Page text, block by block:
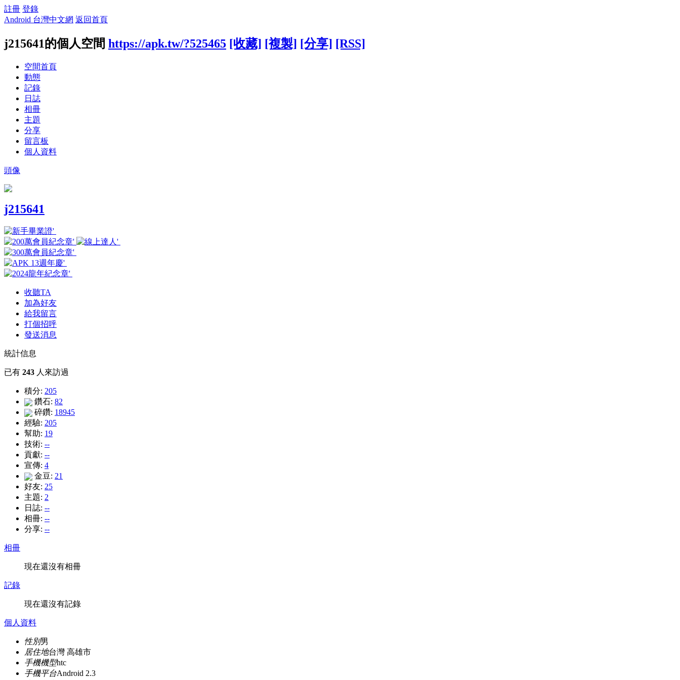
註冊 登錄
Android 台灣中文網 返回首頁
j215641的個人空間 https://apk.tw/?525465 [收藏] [複製] [分享] [RSS]
空間首頁
動態
記錄
日誌
相冊
主題
分享
留言板
個人資料
頭像
j215641
收聽TA
加為好友
給我留言
打個招呼
發送消息
統計信息
已有 243 人來訪過
積分: 205
鑽石: 82
碎鑽: 18945
經驗: 205
幫助: 19
技術: --
貢獻: --
宣傳: 4
金豆: 21
好友: 25
主題: 2
日誌: --
相冊: --
分享: --
相冊
現在還沒有相冊
記錄
現在還沒有記錄
個人資料
性別男
居住地台灣 高雄市
手機機型htc
手機平台Android 2.3